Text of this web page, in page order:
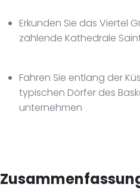
Erkunden Sie das Viertel
zählende Kathedrale
Fahren Sie entlang der
typischen Dörfer des
unternehmen